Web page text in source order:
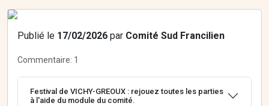
Publié le 17/02/2026 par Comité Sud Francilien
Commentaire: 1
Festival de VICHY-GREOUX : rejouez toutes les parties
à l'aide du module du comité.